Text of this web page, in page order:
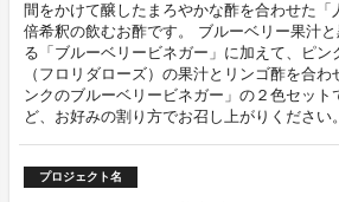
間をかけて醸したまろやかな酢を合わせた「
倍希釈の飲むお酢です。 ブルーベリー果汁
る「ブルーベリービネガー」に加えて、ピン
（フロリダローズ）の果汁とリンゴ酢を合
ンクのブルーベリービネガー」の２色セット
ど、お好みの割り方でお召し上がりください。
プロジェクト名